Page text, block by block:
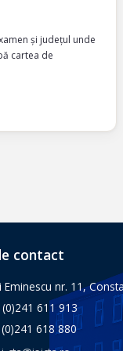
și județul unde
cartea de
contact
Eminescu nr. 11,
(0)241 611 913
618 880